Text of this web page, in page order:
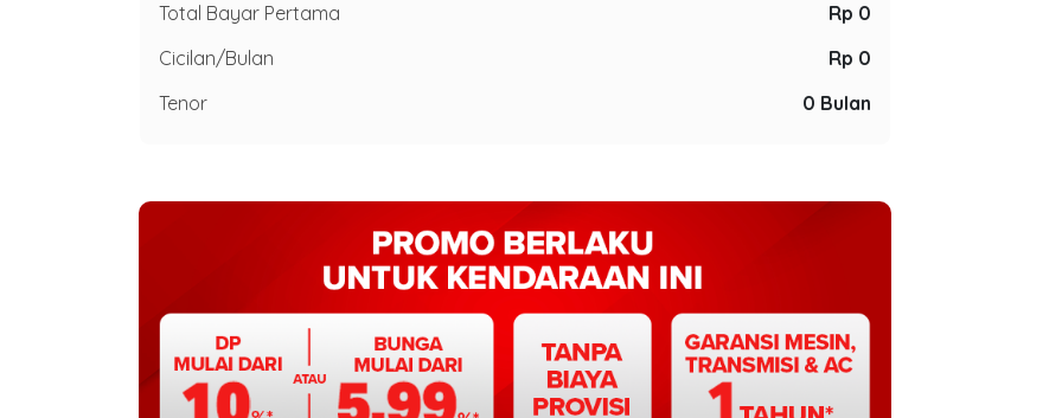
Total Bayar Pertama
Rp 0
Cicilan/Bulan
Rp 0
Tenor
0 Bulan